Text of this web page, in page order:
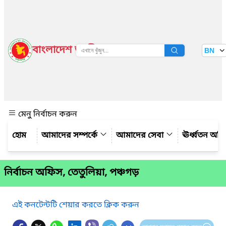
বাংলাদেশ জাতীয় তথ্য বাতায়ন BN
মেনু নির্বাচন করুন
আমাদের সম্পর্কে
আমাদের সেবা ঊর্ধ্বতন
নির্বাচন অফিস, তেতুলিয়া, পঞ্চগড়
এই কনটেন্টটি শেয়ার করতে ক্লিক করুন